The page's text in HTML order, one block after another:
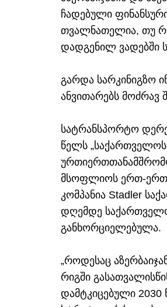
ჩადებული
თვალნათელია, თუ
დადგენილ ვადებში
გარდა სარკინიგზო
ანვითარებს მოძრავ
სატრანსპორტო
წელს „საქართველოს
მსოფლიოს ერთ-
კომპანია Stadler
დღემდე
განხორციელებულა.
„როდესაც
რიგში
დამტკიცებული 2030